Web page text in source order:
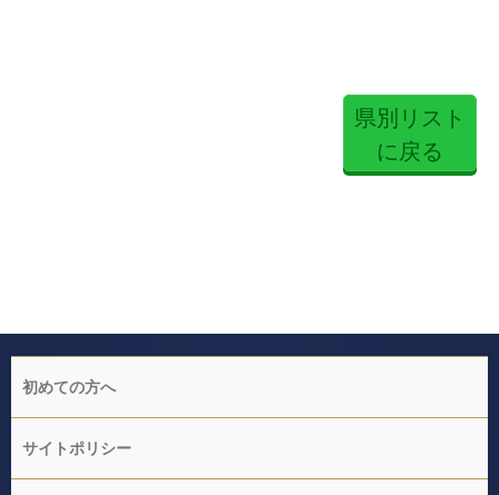
県別リスト
に戻る
初めての方へ
サイトポリシー